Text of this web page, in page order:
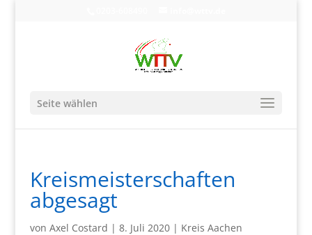
Seite wählen
Kreismeisterschaften
abgesagt
von Axel Costard | 8. Juli 2020| Kreis Aachen